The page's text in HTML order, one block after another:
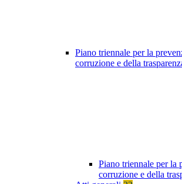
Piano triennale per la
corruzione e della
Piano triennale per la
corruzione e della